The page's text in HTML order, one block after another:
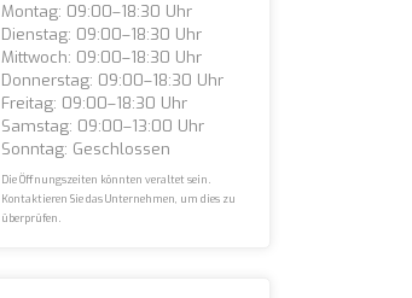
Montag: 09:00–18:30 Uhr
Dienstag: 09:00–18:30 Uhr
Mittwoch: 09:00–18:30 Uhr
Donnerstag: 09:00–18:30 Uhr
Freitag: 09:00–18:30 Uhr
Samstag: 09:00–13:00 Uhr
Sonntag: Geschlossen
Die Öffnungszeiten könnten veraltet sein.
Kontaktieren Sie das Unternehmen, um dies zu
überprüfen.